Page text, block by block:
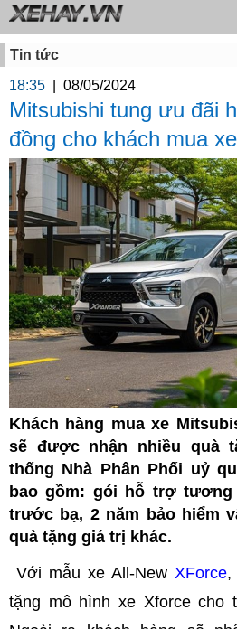
Tin tức
18:35
08/05/2024
Mitsubishi tung ưu đãi
đồng cho khách mua
Khách hàng mua xe
sẽ được nhận nhiều quà
thống Nhà Phân Phối uỷ
bao gồm: gói hỗ trợ
trước bạ, 2 năm bảo hiểm
quà tặng giá trị khác.
Với mẫu xe All-New XForce,
tặng mô hình xe Xforce cho